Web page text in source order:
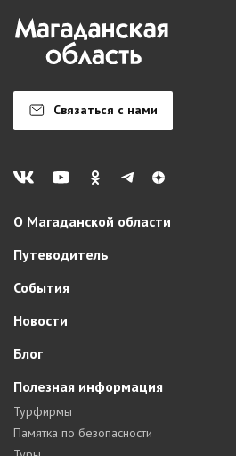
Связаться с нами
О Магаданской области
Путеводитель
События
Новости
Блог
Полезная информация
Турфирмы
Памятка по безопасности